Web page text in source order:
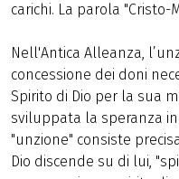
carichi. La parola "Cristo-
Nell'Antica Alleanza,
concessione dei doni
Spirito di Dio per la sua
sviluppata la speranza
"unzione" consiste
Dio discende su di lui,